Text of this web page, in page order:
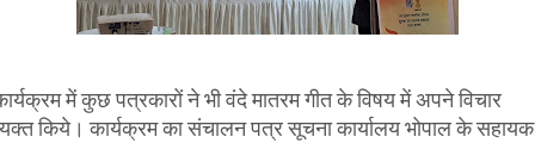
में कुछ पत्रकारों ने भी वंदे मातरम गीत के विषय में अपने विचार
किये। कार्यक्रम का संचालन पत्र सूचना कार्यालय भोपाल के सहायक